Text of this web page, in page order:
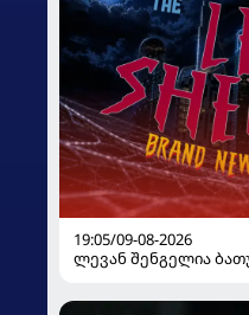
19:05/09-08-2026
ლევან შენგელია